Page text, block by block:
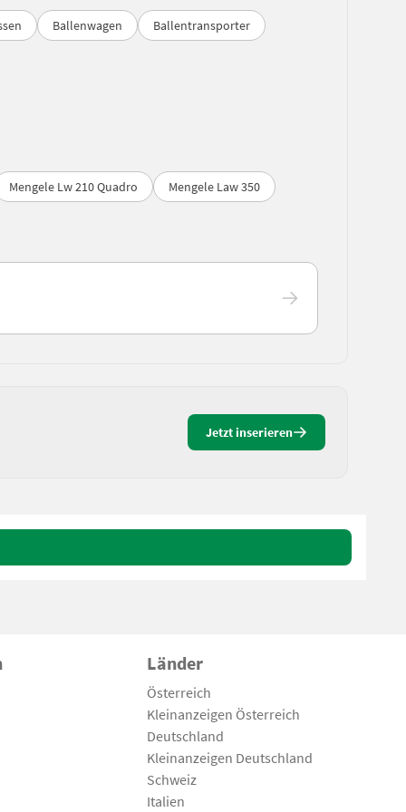
Ballenwagen
Ballentransporter
Mengele Lw 210 Quadro
Mengele Law 350
Jetzt inserieren
Länder
Österreich
Kleinanzeigen Österreich
Deutschland
Kleinanzeigen Deutschland
Schweiz
Italien